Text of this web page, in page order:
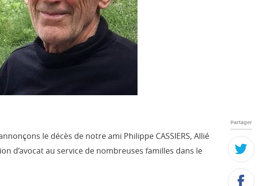
le décès de notre ami Philippe CASSIERS, Allié
d’avocat au service de nombreuses familles dans le
Partager